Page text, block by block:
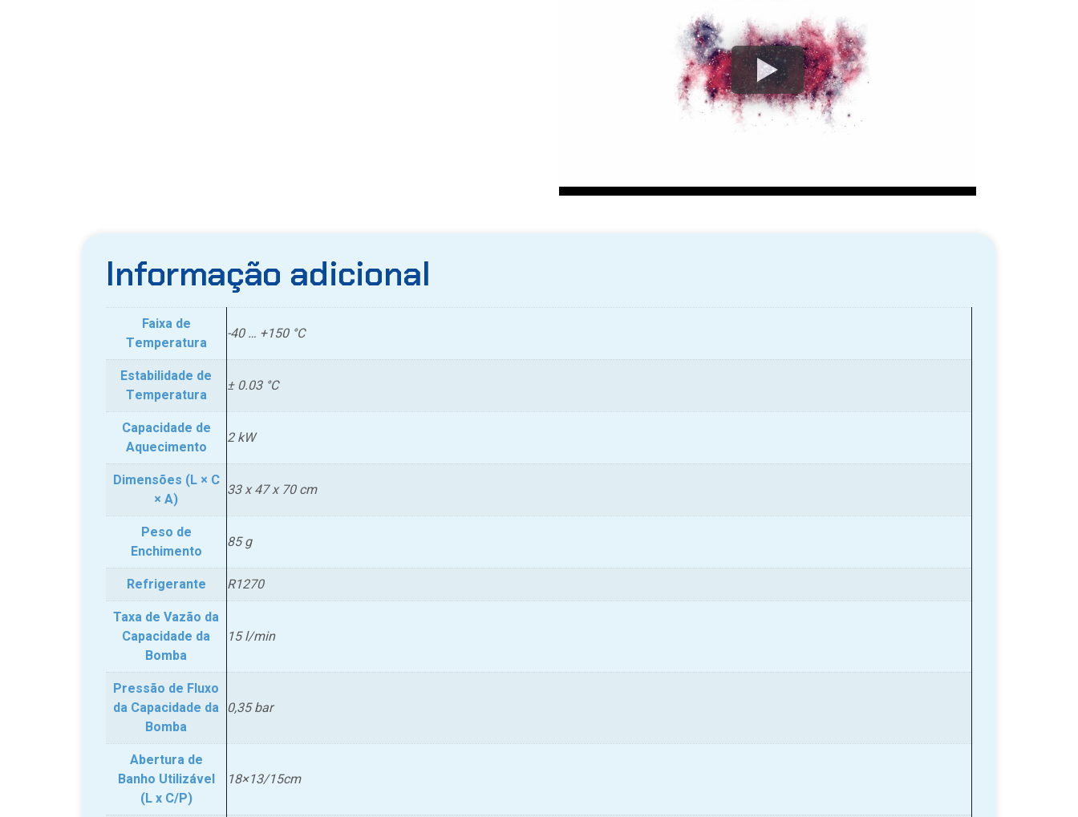
Informação adicional
Faixa de
Temperatura
-40 … +150 °C
Estabilidade de
Temperatura
± 0.03 °C
Capacidade de
Aquecimento
2 kW
Dimensões (L × C
× A)
33 x 47 x 70 cm
Peso de
Enchimento
85 g
Refrigerante
R1270
Taxa de Vazão da
Capacidade da
Bomba
15 l/min
Pressão de Fluxo
da Capacidade da
Bomba
0,35 bar
Abertura de
Banho Utilizável
(L x C/P)
18×13/15cm